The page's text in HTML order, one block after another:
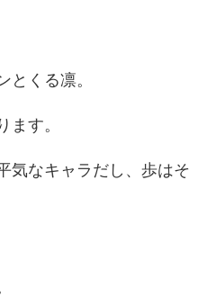
とくる凛。
ます。
気なキャラだし、歩はそ